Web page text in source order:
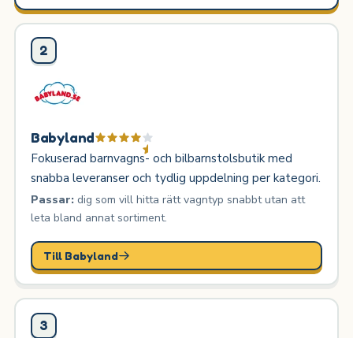
2
Babyland
Fokuserad barnvagns- och bilbarnstolsbutik med
snabba leveranser och tydlig uppdelning per kategori.
Passar:dig som vill hitta rätt vagntyp snabbt utan att
leta bland annat sortiment.
Till Babyland
3